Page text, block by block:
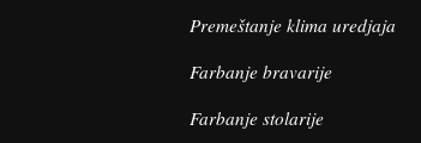
Premeštanje klima uredjaja
Farbanje bravarije
Farbanje stolarije